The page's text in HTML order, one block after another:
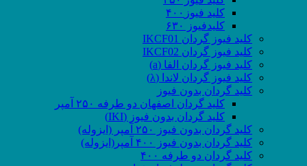
کلید فیوز۴۰۰
کلیدفیوز ۶۳۰
کلید فیوز گردان IKCF01
کلید فیوز گردان IKCF02
کلید فیوز گردان الفا (a)
کلید فیوز گردان لاندا (λ)
کلید گردان بدون فیوز
کلید گردان اصفهان دو طرفه ۲۵۰ آمپر
کلید گردان بدون فیوز (IKI)
کلید گردان بدون فیوز ۲۵۰ آمپر (ایزوله)
کلید گردان بدون فیوز ۴۰۰ آمپر(ایزوله)
کلید گردان دو طرفه ۴۰۰